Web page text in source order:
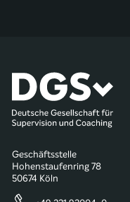
Geschäftsstelle
Hohenstaufenring 78
50674 Köln